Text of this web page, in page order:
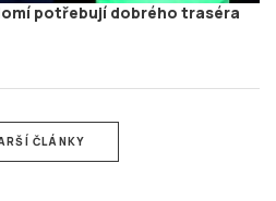
potřebují dobrého traséra
ČLÁNKY